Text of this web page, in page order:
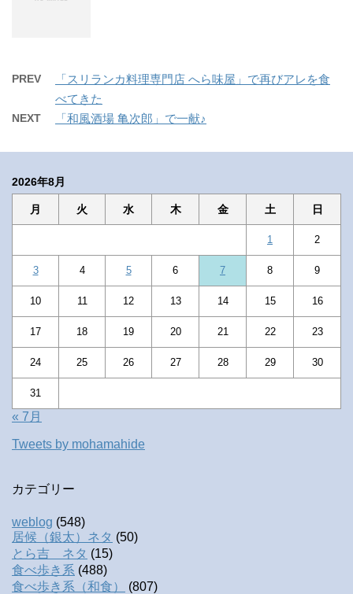
PREV
「スリランカ料理専門店 へら味屋」で再びアレを食
べてきた
NEXT 「和風酒場 亀次郎」で一献♪
2026年8月
月 火 水 木 金 土 日
1 2
3 4 5 6 7 8 9
10 11 12 13 14 15 16
17 18 19 20 21 22 23
24 25 26 27 28 29 30
31
« 7月
Tweets by mohamahide
カテゴリー
weblog (548)
居候（銀太）ネタ (50)
とら吉 ネタ (15)
食べ歩き系 (488)
食べ歩き系（和食）
(807)